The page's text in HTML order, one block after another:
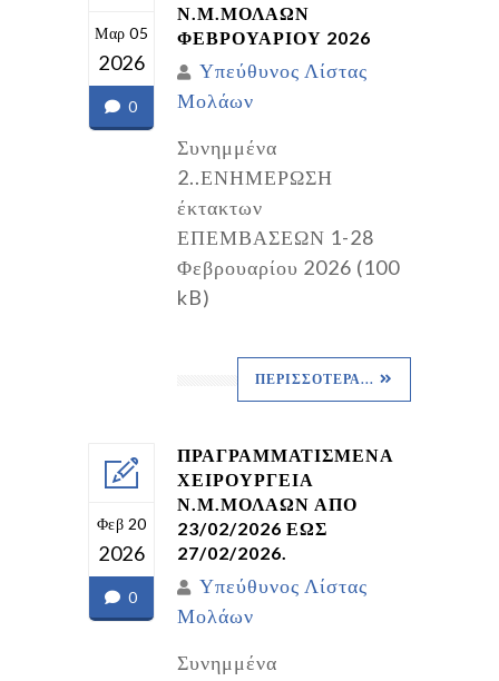
Μαρ 05
2026
0
Ν.Μ.ΜΟΛΑΩΝ
ΦΕΒΡΟΥΑΡΙΟΥ 2026
Υπεύθυνος Λίστας
Μολάων
Συνημμένα
2..ΕΝΗΜΕΡΩΣΗ
έκτακτων
ΕΠΕΜΒΑΣΕΩΝ 1-28
Φεβρουαρίου 2026 (100
kB)
ΠΕΡΙΣΣΌΤΕΡΑ...
Φεβ 20
2026
0
ΠΡΑΓΡΑΜΜΑΤΙΣΜΕΝΑ
ΧΕΙΡΟΥΡΓΕΙΑ
Ν.Μ.ΜΟΛΑΩΝ ΑΠΟ
23/02/2026 ΕΩΣ
27/02/2026.
Υπεύθυνος Λίστας
Μολάων
Συνημμένα